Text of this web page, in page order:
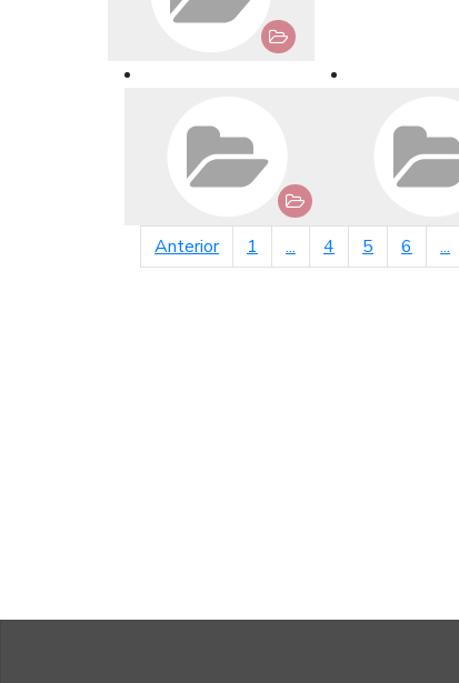
Anteriorpágina anterior
1 ... 4 5 6 ...